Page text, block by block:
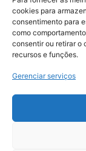
cookies para
consentimento para
como
consentir ou retirar o
recursos e funções.
Gerenciar serviços
© 2026, Todos os
Digital
Política de